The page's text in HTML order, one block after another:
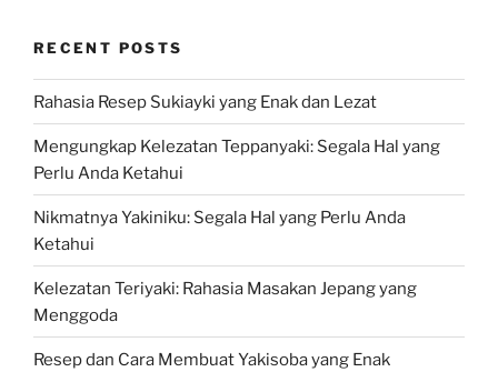
RECENT POSTS
Rahasia Resep Sukiayki yang Enak dan Lezat
Mengungkap Kelezatan Teppanyaki: Segala Hal yang
Perlu Anda Ketahui
Nikmatnya Yakiniku: Segala Hal yang Perlu Anda
Ketahui
Kelezatan Teriyaki: Rahasia Masakan Jepang yang
Menggoda
Resep dan Cara Membuat Yakisoba yang Enak